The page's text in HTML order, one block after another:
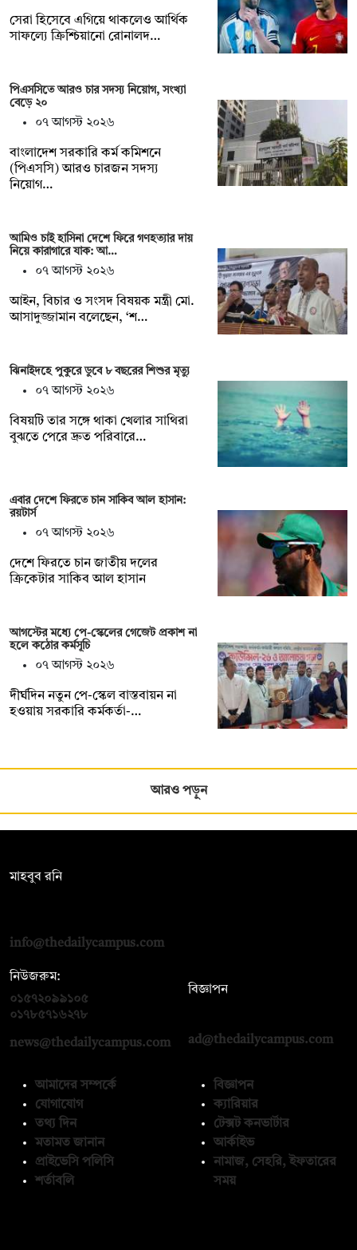
সেরা হিসেবে এগিয়ে থাকলেও আর্থিক
সাফল্যে ক্রিশ্চিয়ানো রোনালদ…
পিএসসিতে আরও চার সদস্য নিয়োগ, সংখ্যা
বেড়ে ২০
০৭ আগস্ট ২০২৬
বাংলাদেশ সরকারি কর্ম কমিশনে
(পিএসসি) আরও চারজন সদস্য
নিয়োগ…
আমিও চাই হাসিনা দেশে ফিরে গণহত্যার দায়
নিয়ে কারাগারে যাক: আ…
০৭ আগস্ট ২০২৬
আইন, বিচার ও সংসদ বিষয়ক মন্ত্রী মো.
আসাদুজ্জামান বলেছেন, ‘শ…
ঝিনাইদহে পুকুরে ডুবে ৮ বছরের শিশুর মৃত্যু
০৭ আগস্ট ২০২৬
বিষয়টি তার সঙ্গে থাকা খেলার সাথিরা
বুঝতে পেরে দ্রুত পরিবারে…
এবার দেশে ফিরতে চান সাকিব আল হাসান:
রয়টার্স
০৭ আগস্ট ২০২৬
দেশে ফিরতে চান জাতীয় দলের
ক্রিকেটার সাকিব আল হাসান
আগস্টের মধ্যে পে-স্কেলের গেজেট প্রকাশ না
হলে কঠোর কর্মসূচি
০৭ আগস্ট ২০২৬
দীর্ঘদিন নতুন পে-স্কেল বাস্তবায়ন না
হওয়ায় সরকারি কর্মকর্তা-…
আরও পড়ুন
মাহবুব রনি
info@thedailycampus.com
নিউজরুম:
০১৫৭২০৯৯১০৫
০১৭৮৫৭১৬২৭৮
news@thedailycampus.com
বিজ্ঞাপন
ad@thedailycampus.com
আমাদের সম্পর্কে
যোগাযোগ
তথ্য দিন
মতামত জানান
প্রাইভেসি পলিসি
শর্তাবলি
বিজ্ঞাপন
ক্যারিয়ার
টেক্সট কনভার্টার
আর্কাইভ
নামাজ, সেহরি, ইফতারের
সময়